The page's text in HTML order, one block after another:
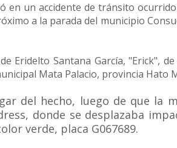
en un accidente de tránsito
a la parada del municipio
Eridelto Santana García, "Erick",
Mata Palacio, provincia Hato
del hecho, luego de que la
donde se desplazaba
verde, placa G067689.